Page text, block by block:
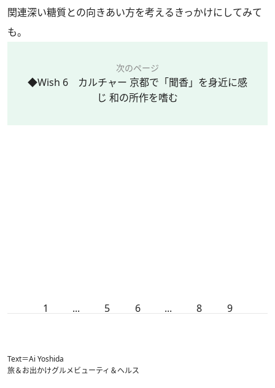
関連深い糖質との向きあい方を考えるきっかけにしてみて
も。
次のページ
◆Wish 6 カルチャー 京都で「聞香」を身近に感
じ 和の所作を嗜む
1 ... 5 6 ... 8 9
Text＝Ai Yoshida
旅＆お出かけグルメビューティ＆ヘルス